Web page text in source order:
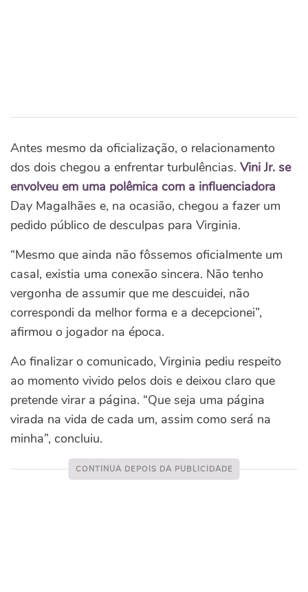
Antes mesmo da oficialização, o relacionamento
dos dois chegou a enfrentar turbulências. Vini Jr. se
envolveu em uma polêmica com a influenciadora
Day Magalhães e, na ocasião, chegou a fazer um
pedido público de desculpas para Virginia.
“Mesmo que ainda não fôssemos oficialmente um
casal, existia uma conexão sincera. Não tenho
vergonha de assumir que me descuidei, não
correspondi da melhor forma e a decepcionei”,
afirmou o jogador na época.
Ao finalizar o comunicado, Virginia pediu respeito
ao momento vivido pelos dois e deixou claro que
pretende virar a página. “Que seja uma página
virada na vida de cada um, assim como será na
minha”, concluiu.